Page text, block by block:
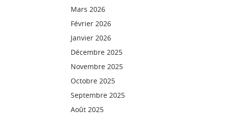
Mars 2026
Février 2026
Janvier 2026
Décembre 2025
Novembre 2025
Octobre 2025
Septembre 2025
Août 2025